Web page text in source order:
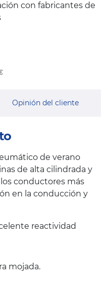
con fabricantes de
Opinión del cliente
de verano
de alta cilindrada y
conductores más
en la conducción y
reactividad
mojada.